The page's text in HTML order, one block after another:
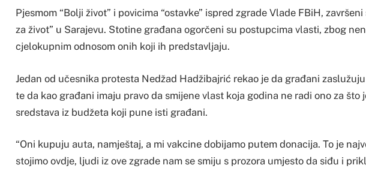
Pjesmom “Bolji život” i povicima “ostavke” ispred zgrade Vlade FBiH,
za život” u Sarajevu. Stotine građana ogorčeni su postupcima vlasti, zbog
cjelokupnim odnosom onih koji ih predstavljaju.
Jedan od učesnika protesta Nedžad Hadžibajrić rekao je da građani
te da kao građani imaju pravo da smijene vlast koja godina ne radi ono za što
sredstava iz budžeta koji pune isti građani.
“Oni kupuju auta, namještaj, a mi vakcine dobijamo putem donacija. To je
stojimo ovdje, ljudi iz ove zgrade nam se smiju s prozora umjesto da siđu i